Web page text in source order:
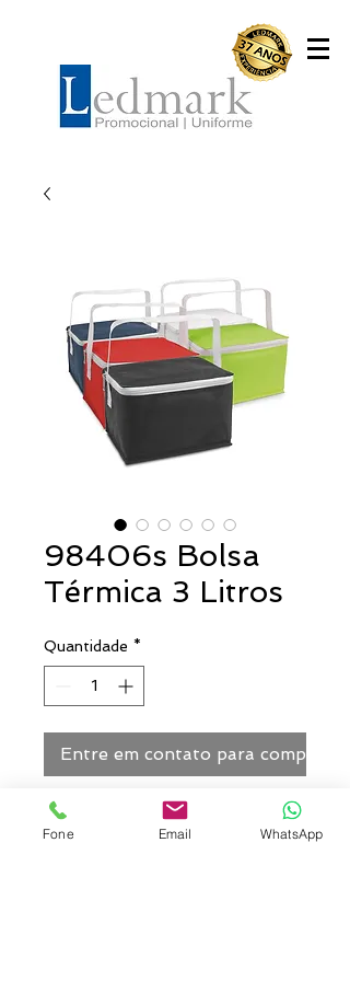
98406s Bolsa
Térmica 3 Litros
Quantidade *
Entre em contato para comprar
Bolsa térmica confeccionada em
poliéster 600D. Capacidade até
Fone Email WhatsApp